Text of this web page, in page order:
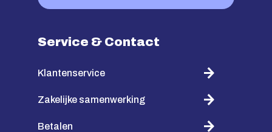
Service & Contact
Klantenservice
Zakelijke samenwerking
Betalen